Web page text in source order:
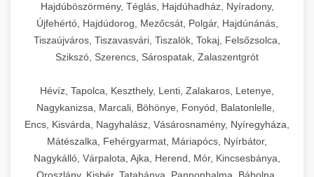
Hajdúböszörmény, Téglás, Hajdúhadház, Nyíradony,
Újfehértó, Hajdúdorog, Mezőcsát, Polgár, Hajdúnánás,
Tiszaújváros, Tiszavasvári, Tiszalök, Tokaj, Felsőzsolca,
Szikszó, Szerencs, Sárospatak, Zalaszentgrót
Hévíz, Tapolca, Keszthely, Lenti, Zalakaros, Letenye,
Nagykanizsa, Marcali, Böhönye, Fonyód, Balatonlelle,
Encs, Kisvárda, Nagyhalász, Vásárosnamény, Nyíregyháza,
Mátészalka, Fehérgyarmat, Máriapócs, Nyírbátor,
Nagykálló, Várpalota, Ajka, Herend, Mór, Kincsesbánya,